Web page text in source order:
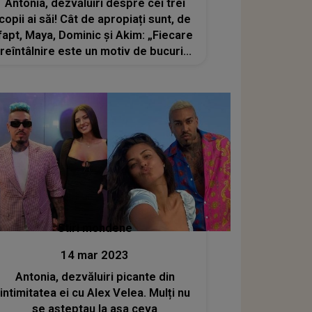
Antonia, dezvăluiri despre cei trei
ai săi! Cât de apropiați sunt, de
Maya, Dominic și Akim: „Fiecare
reîntâlnire este un motiv de bucurie
Stiri mondene
14 mar 2023
Antonia, dezvăluiri picante din
intimitatea ei cu Alex Velea. Mulți nu
se așteptau la așa ceva